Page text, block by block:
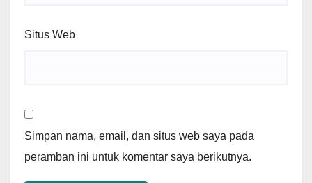
Situs Web
Simpan nama, email, dan situs web saya pada
peramban ini untuk komentar saya berikutnya.